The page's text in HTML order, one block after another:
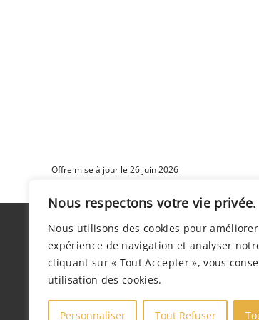
Nous respectons votre vie privée.
Nous utilisons des cookies pour
expérience de navigation et analyser
cliquant sur « Tout Accepter », vous
utilisation des cookies.
Personnaliser Tout Refuser
Offre mise à jour le 26 juin 2026